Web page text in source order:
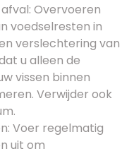
Overvoeren
voedselresten in
verslechtering van
u alleen de
vissen binnen
Verwijder ook
Voer regelmatig
uit om